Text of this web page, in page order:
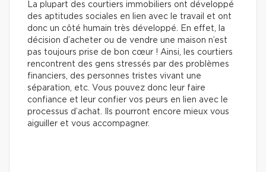
La plupart des courtiers immobiliers ont développé
des aptitudes sociales en lien avec le travail et ont
donc un côté humain très développé. En effet, la
décision d’acheter ou de vendre une maison n’est
pas toujours prise de bon cœur ! Ainsi, les courtiers
rencontrent des gens stressés par des problèmes
financiers, des personnes tristes vivant une
séparation, etc. Vous pouvez donc leur faire
confiance et leur confier vos peurs en lien avec le
processus d’achat. Ils pourront encore mieux vous
aiguiller et vous accompagner.